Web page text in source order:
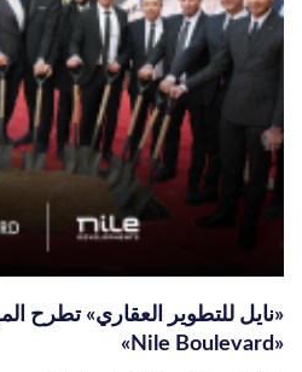
«نايل للتطوير العقاري» تطرح
«Nile Boulevard»